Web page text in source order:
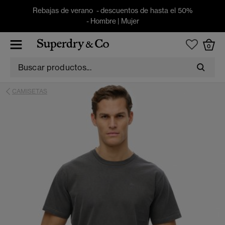
Rebajas de verano - descuentos de hasta el 50%
- Hombre| Mujer
0
CAMISETAS